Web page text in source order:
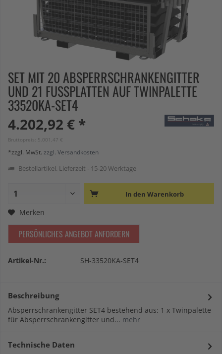
SET MIT 20 ABSPERRSCHRANKENGITTER
UND 21 FUSSPLATTEN AUF TWINPALETTE 3
3520KA-SET4
4.202,92 € *
Bruttopreis: 5.001,47 €
*zzgl. MwSt. zzgl. Versandkosten
Bestellartikel. Lieferzeit - 15-20 Werktage
In den Warenkorb
Merken
PERSÖNLICHES ANGEBOT ANFORDERN
Artikel-Nr.: SH-33520KA-SET4
Beschreibung
Absperrschrankengitter SET4 bestehend aus: 1 x Twinpalette
für Absperrschrankengitter und... mehr
Technische Daten